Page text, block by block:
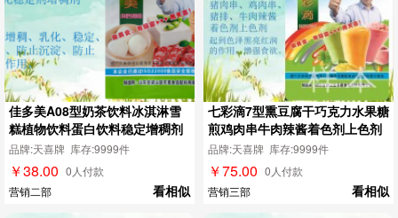
佳多美A08型奶茶饮料冰淇淋雪
糕植物饮料蛋白饮料稳定增稠剂
品牌:天喜牌 库存:9999件
￥38.00 0人付款
营销二部
看相似
七彩滴7型熏豆腐干巧克力水果糖
煎鸡肉串牛肉辣酱着色剂上色剂
品牌:天喜牌 库存:9999件
￥75.00 0人付款
营销三部
看相似